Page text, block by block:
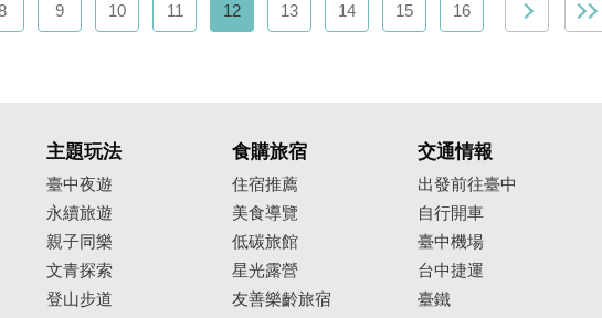
9 10 11 12 13 14 15 16
主題玩法
臺中夜遊
永續旅遊
親子同樂
文青探索
登山步道
食購旅宿
住宿推薦
美食導覽
低碳旅館
星光露營
友善樂齡旅宿
交通情報
出發前往臺中
自行開車
臺中機場
台中捷運
臺鐵